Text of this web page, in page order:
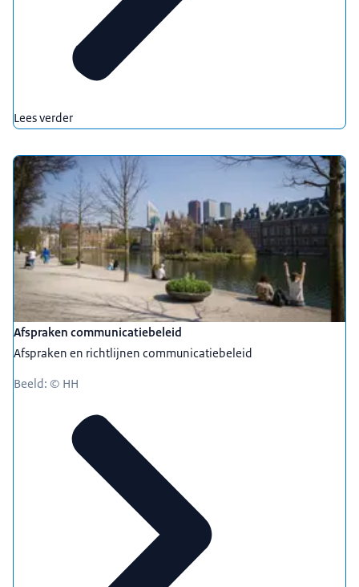
Lees verder
Afspraken communicatiebeleid
Afspraken en richtlijnen communicatiebeleid
Beeld: © HH